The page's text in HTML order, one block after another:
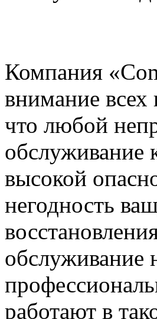
Компания
внимание всех
что любой
обслуживание
высокой
негодность
обслуживание
работают в